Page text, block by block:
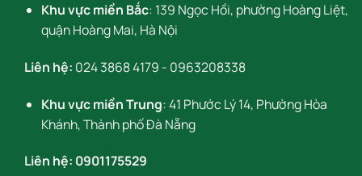
Khu vực miền Bắc: 139 Ngọc Hồi, phường Hoàng Liệt,
quận Hoàng Mai, Hà Nội
Liên hệ: 024 3868 4179 - 0963208338
Khu vực miền Trung: 41 Phước Lý 14, Phường Hòa
Khánh, Thành phố Đà Nẵng
Liên hệ: 0901175529